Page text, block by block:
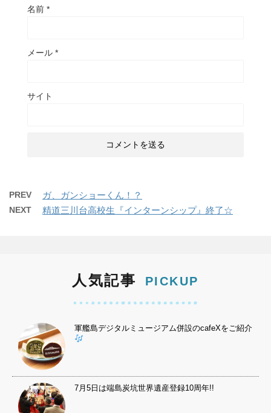
名前 *
メール *
サイト
PREV ガ、ガンショーくん！？
NEXT 精道三川台高校生『インターンシップ』終了☆
人気記事 PICKUP
軍艦島デジタルミュージアム併設のcafeXをご紹介
7月5日は端島炭坑世界遺産登録10周年!!